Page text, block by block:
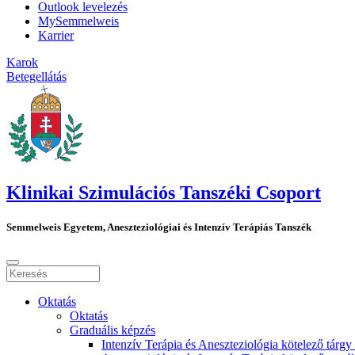
Outlook levelezés
MySemmelweis
Karrier
Karok
Betegellátás
Klinikai Szimulációs Tanszéki Csoport
Semmelweis Egyetem, Aneszteziológiai és Intenzív Terápiás Tanszék
Oktatás
Oktatás
Graduális képzés
Intenzív Terápia és Aneszteziológia kötelező